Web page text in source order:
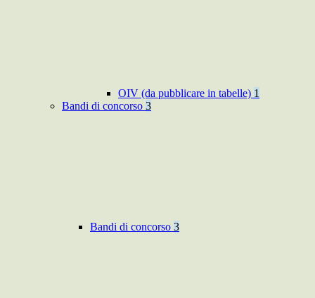
OIV (da pubblicare in tabelle) 1
Bandi di concorso 3
Bandi di concorso 3